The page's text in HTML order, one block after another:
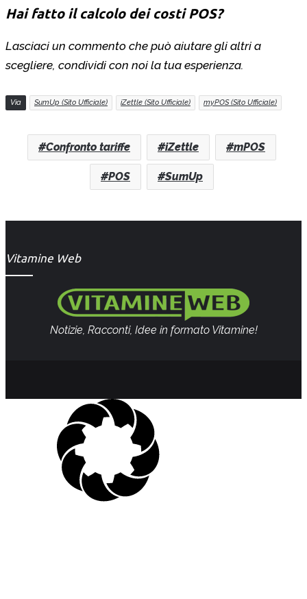
Hai fatto il calcolo dei costi POS?
Lasciaci un commento che può aiutare gli altri a
scegliere, condividi con noi la tua esperienza.
Via SumUp (Sito Ufficiale) iZettle (Sito Ufficiale) myPOS (Sito Ufficiale)
Confronto tariffe iZettle mPOS
POS SumUp
Vitamine Web
Notizie, Racconti, Idee in formato Vitamine!